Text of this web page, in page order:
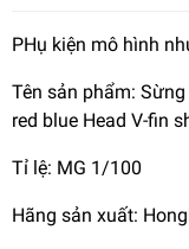
PHụ kiện mô hình
Tên sản phẩm:
red blue Head V-fin
Tỉ lệ: MG 1/100
Hãng sản xuất: